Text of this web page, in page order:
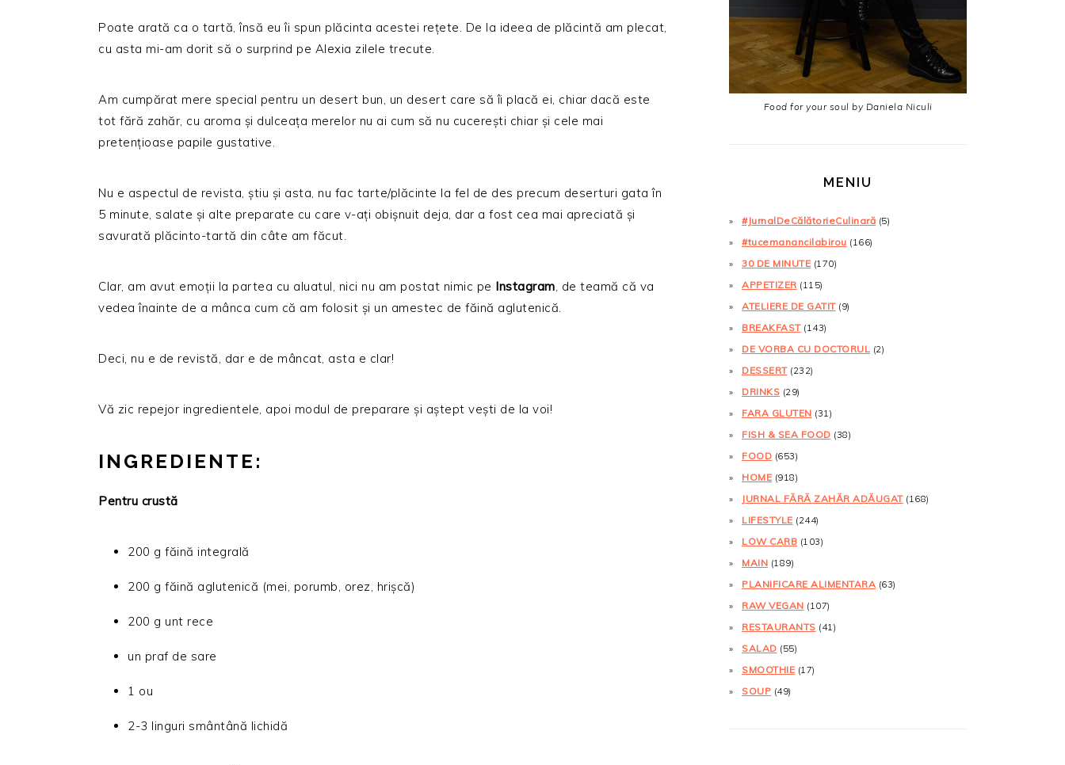
Poate arată ca o tartă, însă eu îi spun plăcinta acestei rețete. De la ideea de plăcintă am plecat,
cu asta mi-am dorit să o surprind pe Alexia zilele trecute.
Am cumpărat mere special pentru un desert bun, un desert care să îi placă ei, chiar dacă este
tot fără zahăr, cu aroma și dulceața merelor nu ai cum să nu cucerești chiar și cele mai
pretențioase papile gustative.
Nu e aspectul de revista, știu și asta, nu fac tarte/plăcinte la fel de des precum deserturi gata în
5 minute, salate și alte preparate cu care v-ați obișnuit deja, dar a fost cea mai apreciată și
savurată plăcinto-tartă din câte am făcut.
Clar, am avut emoții la partea cu aluatul, nici nu am postat nimic pe Instagram , de teamă că va
vedea înainte de a mânca cum că am folosit și un amestec de făină aglutenică.
Deci, nu e de revistă, dar e de mâncat, asta e clar!
Vă zic repejor ingredientele, apoi modul de preparare și aștept vești de la voi!
INGREDIENTE:
Pentru crustă
200 g făină integrală
200 g făină aglutenică (mei, porumb, orez, hrișcă)
200 g unt rece
un praf de sare
1 ou
2-3 linguri smântână lichidă
Food for your soul by Daniela Niculi
MENIU
#JurnalDeCălătorieCulinară (5)
#tucemanancilabirou (166)
30 DE MINUTE (170)
APPETIZER (115)
ATELIERE DE GATIT(9)
BREAKFAST(143)
DE VORBA CU DOCTORUL (2)
DESSERT(232)
DRINKS (29)
FARA GLUTEN (31)
FISH & SEA FOOD (38)
FOOD (653)
HOME (918)
JURNAL FĂRĂ ZAHĂR ADĂUGAT(168)
LIFESTYLE (244)
LOW CARB (103)
MAIN (189)
PLANIFICARE ALIMENTARA (63)
RAW VEGAN (107)
RESTAURANTS (41)
SALAD (55)
SMOOTHIE (17)
SOUP (49)